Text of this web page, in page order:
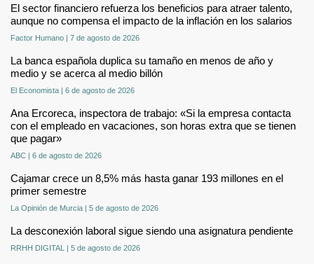
El sector financiero refuerza los beneficios para atraer talento,
aunque no compensa el impacto de la inflación en los salarios
Factor Humano | 7 de agosto de 2026
La banca española duplica su tamaño en menos de año y
medio y se acerca al medio billón
El Economista | 6 de agosto de 2026
Ana Ercoreca, inspectora de trabajo: «Si la empresa contacta
con el empleado en vacaciones, son horas extra que se tienen
que pagar»
ABC | 6 de agosto de 2026
Cajamar crece un 8,5% más hasta ganar 193 millones en el
primer semestre
La Opinión de Murcia | 5 de agosto de 2026
La desconexión laboral sigue siendo una asignatura pendiente
RRHH DIGITAL | 5 de agosto de 2026